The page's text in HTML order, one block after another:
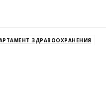
ЗДРАВООХРАНЕНИЯ